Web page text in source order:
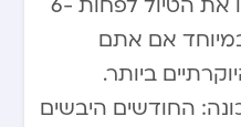
תכננו מראש: הזמינו את הטיול לפחות 6-
במיוחד אם אתם
ביותר.
החודשים היבשים